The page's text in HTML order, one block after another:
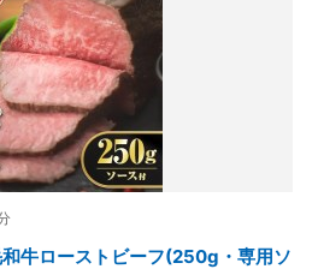
牛ローストビーフ(250g・専用ソ